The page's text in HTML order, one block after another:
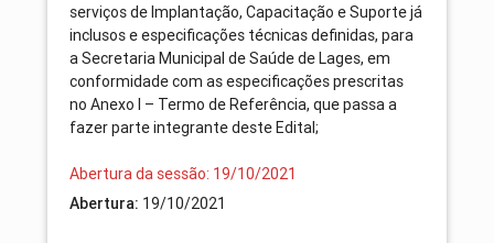
serviços de Implantação, Capacitação e Suporte já
inclusos e especificações técnicas definidas, para
a Secretaria Municipal de Saúde de Lages, em
conformidade com as especificações prescritas
no Anexo I – Termo de Referência, que passa a
fazer parte integrante deste Edital;
Abertura da sessão: 19/10/2021
Abertura: 19/10/2021